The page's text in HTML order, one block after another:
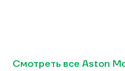
Смотреть все Aston